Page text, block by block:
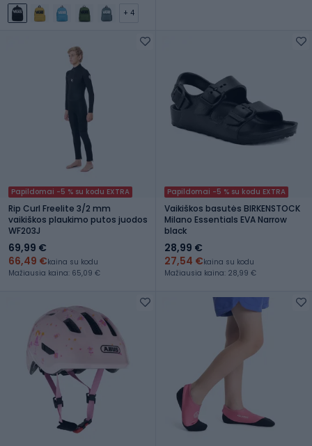
+ 4
Papildomai -5 % su kodu EXTRA
Rip Curl Freelite 3/2 mm
vaikiškos plaukimo putos juodos
WF203J
69,99 €
66,49 €kaina su kodu
Mažiausia kaina: 65,09 €
Papildomai -5 % su kodu EXTRA
Vaikiškos basutės BIRKENSTOCK
Milano Essentials EVA Narrow
black
28,99 €
27,54 €kaina su kodu
Mažiausia kaina: 28,99 €